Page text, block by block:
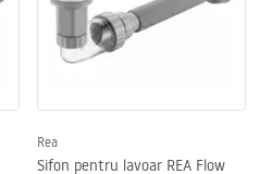
Rea
Sifon pentru lavoar REA Flow